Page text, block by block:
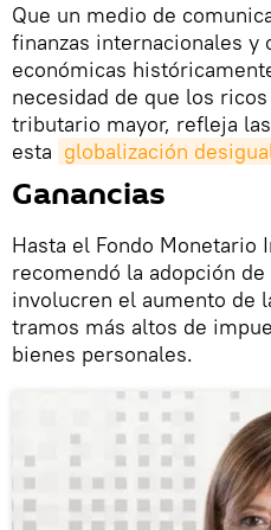
Que un medio de
finanzas internacionales y
económicas
necesidad de que los
tributario mayor, refleja
esta globalización
Ganancias
Hasta el Fondo Monetario
recomendó la adopción
involucren el aumento de
tramos más altos de
bienes personales.